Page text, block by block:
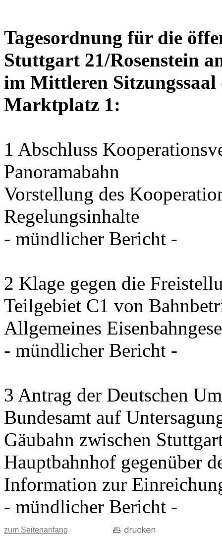
Tagesordnung für die
Stuttgart 21/Rosenstein
im Mittleren Sitzungssaal
Marktplatz 1:
1 Abschluss
Panoramabahn
Vorstellung des
Regelungsinhalte
- mündlicher Bericht -
2 Klage gegen die
Teilgebiet C1 von
Allgemeines
- mündlicher Bericht -
3 Antrag der Deutschen
Bundesamt auf
Gäubahn zwischen
Hauptbahnhof gegenüber
Information zur
- mündlicher Bericht -
zum Seitenanfang